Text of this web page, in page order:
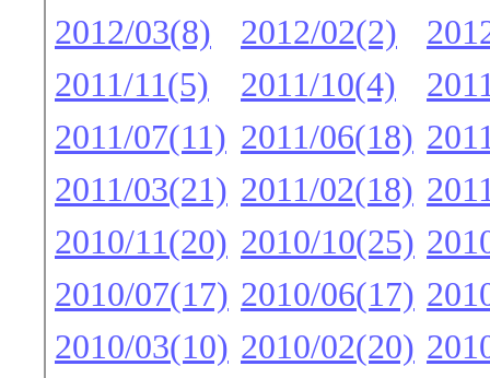
2012/03(8)
2012/02(2)
2011/11(5)
2011/10(4)
2011/07(11) 2011/06(18)
2011/03(21) 2011/02(18)
2010/11(20) 2010/10(25)
2010/07(17) 2010/06(17)
2010/03(10) 2010/02(20)